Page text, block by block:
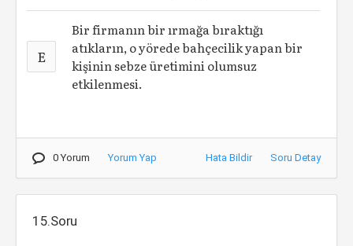
E
Bir firmanın bir ırmağa bıraktığı
atıkların, o yörede bahçecilik yapan bir
kişinin sebze üretimini olumsuz
etkilenmesi.
0 Yorum Yorum Yap Hata Bildir Soru Detay
15.Soru